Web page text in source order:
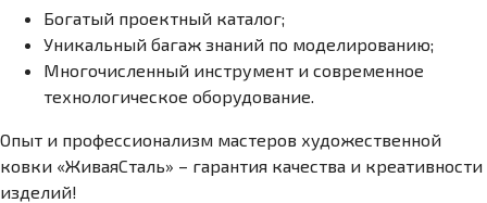
Богатый проектный каталог;
Уникальный багаж знаний по моделированию;
Многочисленный инструмент и современное
технологическое оборудование.
Опыт и профессионализм мастеров художественной
ковки «ЖиваяCталь» – гарантия качества и креативности
изделий!